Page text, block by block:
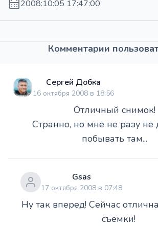
2008:10:05 17:47:00
Комментарии
Сергей Добка
16 октября 2008 в 18:56
Отличный снимок!
Странно, но мне не разу не
побывать там...
Gsas
17 октября 2008 в 07:48
Ну так вперед! Сейчас
съемки!